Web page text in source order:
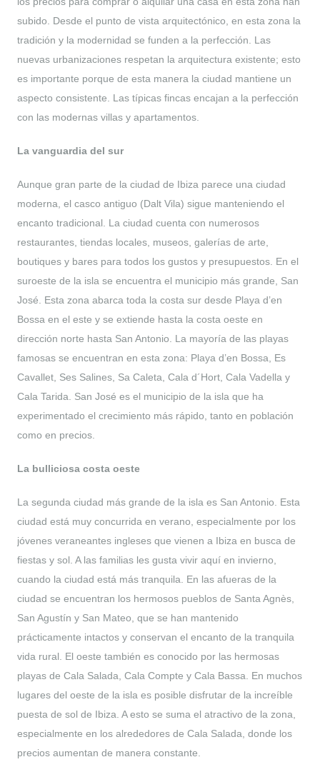
subido. Desde el punto de vista arquitectónico, en esta zona la
tradición y la modernidad se funden a la perfección. Las
nuevas urbanizaciones respetan la arquitectura existente; esto
es importante porque de esta manera la ciudad mantiene un
aspecto consistente. Las típicas fincas encajan a la perfección
con las modernas villas y apartamentos.
La vanguardia del sur
Aunque gran parte de la ciudad de Ibiza parece una ciudad
moderna, el casco antiguo (Dalt Vila) sigue manteniendo el
encanto tradicional. La ciudad cuenta con numerosos
restaurantes, tiendas locales, museos, galerías de arte,
boutiques y bares para todos los gustos y presupuestos. En el
suroeste de la isla se encuentra el municipio más grande, San
José. Esta zona abarca toda la costa sur desde Playa d’en
Bossa en el este y se extiende hasta la costa oeste en
dirección norte hasta San Antonio. La mayoría de las playas
famosas se encuentran en esta zona: Playa d’en Bossa, Es
Cavallet, Ses Salines, Sa Caleta, Cala d´Hort, Cala Vadella y
Cala Tarida. San José es el municipio de la isla que ha
experimentado el crecimiento más rápido, tanto en población
como en precios.
La bulliciosa costa oeste
La segunda ciudad más grande de la isla es San Antonio. Esta
ciudad está muy concurrida en verano, especialmente por los
jóvenes veraneantes ingleses que vienen a Ibiza en busca de
fiestas y sol. A las familias les gusta vivir aquí en invierno,
cuando la ciudad está más tranquila. En las afueras de la
ciudad se encuentran los hermosos pueblos de Santa Agnès,
San Agustín y San Mateo, que se han mantenido
prácticamente intactos y conservan el encanto de la tranquila
vida rural. El oeste también es conocido por las hermosas
playas de Cala Salada, Cala Compte y Cala Bassa. En muchos
lugares del oeste de la isla es posible disfrutar de la increíble
puesta de sol de Ibiza. A esto se suma el atractivo de la zona,
especialmente en los alrededores de Cala Salada, donde los
precios aumentan de manera constante.